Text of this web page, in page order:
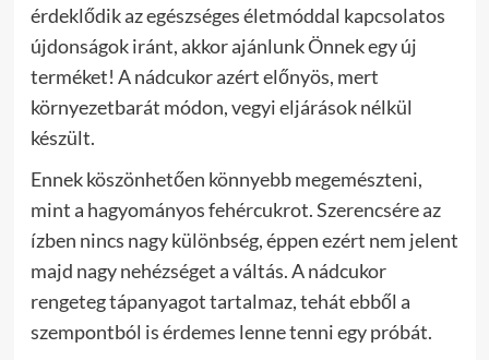
érdeklődik az egészséges életmóddal kapcsolatos
újdonságok iránt, akkor ajánlunk Önnek egy új
terméket! A nádcukor azért előnyös, mert
környezetbarát módon, vegyi eljárások nélkül
készült.
Ennek köszönhetően könnyebb megemészteni,
mint a hagyományos fehércukrot. Szerencsére az
ízben nincs nagy különbség, éppen ezért nem jelent
majd nagy nehézséget a váltás. A nádcukor
rengeteg tápanyagot tartalmaz, tehát ebből a
szempontból is érdemes lenne tenni egy próbát.